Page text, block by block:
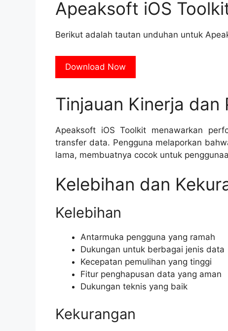
Apeaksoft iOS
Berikut adalah tautan unduhan untuk
Download Now
Tinjauan Kinerja dan
Apeaksoft iOS Toolkit menawarkan
transfer data. Pengguna melaporkan
lama, membuatnya cocok untuk
Kelebihan dan
Kelebihan
Antarmuka pengguna yang ramah
Dukungan untuk berbagai jenis data
Kecepatan pemulihan yang tinggi
Fitur penghapusan data yang aman
Dukungan teknis yang baik
Kekurangan